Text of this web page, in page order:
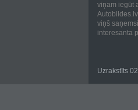
viņam iegūt
viņš
interesanta
Uzrakstīts